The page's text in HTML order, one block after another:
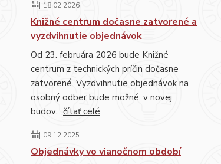
18.02.2026
Knižné centrum dočasne zatvorené a
vyzdvihnutie objednávok
Od 23. februára 2026 bude Knižné
centrum z technických príčin dočasne
zatvorené. Vyzdvihnutie objednávok na
osobný odber bude možné: v novej
budov... čítať celé
09.12.2025
Objednávky vo vianočnom období